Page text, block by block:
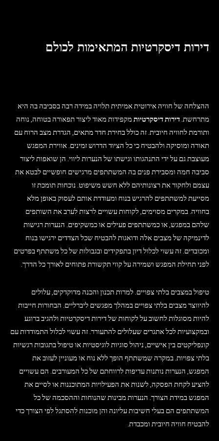
דירות דיסקרטיות המתאימות לכולם
ההצלחה של חוויה אירוטית אמיתית תלויה במידה רבה בסביבה בה היא
מתרחשת. דירות דיסקרטיות מקפידות מאוד ליצור תפאורה בטוחה, נוחה
ותורמת לחוויה חיובית. זה כולל בחירת חדר מתאים, הגדרת מצב הרוח עם
תאורה ומוסיקה ולהבטיח כי כל הציוד הדרוש זמינים. אווירת המפגש
מעוצבת גם על ידי התנהגותו וגישתו של הנערות ליווי. הן שואפות ליצור
סביבה חמה ומסבירת פנים בה המשתתפים מרגישים חופשיים לבטא את
עצמם ולחקור את רצונותיהם ללא חשש משיפוט. נוכחות תומכת זו
מסייעת למשתתפים להרגיש בנוח ומעודדת אותם לעסוק באופן מלא
בחוויה. במקרים מסוימים, לקוחות עשויים לרצות לערב את השותפים
שלהם במפגש, או כמשתתפים פעילים או כמשקיפים. הנערות רגישות
לדינמיקה של מצבים אלה ודואגות להבטיח שכל הצדדים ירגישו בנוח
ומכובדים. זה עשוי לכלול דיון בתפקידים ובגבולות של כל משתתף בפרטים
לפני תחילת המפגש ושמירה על קווי תקשורת פתוחים לאורך כל הדרך.
טיפול במצבים בלתי צפויים. למרות תכנון והכנה מדוקדקים, עלולים
להיווצר מצבים בלתי צפויים במהלך מפגשים ליברליים. הבחורות חייבות
להיות מסוגלות לחשוב על לקוחות של דירות דיסקרטיות ולהגיב ברוגע
ובמקצועיות לכל אתגרים שעלולים להתעורר. זה עשוי לכלול התמודדות עם
קונפליקטים בין אישיים, ניהול סוגיות לוגיסטיות או טיפול בתגובות רגשיות
בלתי צפויות. במקרה שמשתתף הופך ללא נוח או מעוניין לעזוב את
המפגש, הנערות נותנות עדיפות לרווחתם של כל המעורבים. הם עשויים
להציע לקחת הפסקה, לשנות את הפעילויות המתוכננות או לסיים את
המפגש במידת הצורך. הנערות מבינות שהנוחות וההסכמה של כל
המשתתפים הם בעלי חשיבות עליונה והן מוכנות להסתגל לפי הצורך כדי
להבטיח חוויה חיובית ומכבדת.